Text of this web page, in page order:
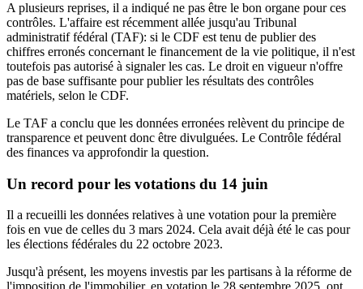
A plusieurs reprises, il a indiqué ne pas être le bon organe pour ces
contrôles. L'affaire est récemment allée jusqu'au Tribunal
administratif fédéral (TAF): si le CDF est tenu de publier des
chiffres erronés concernant le financement de la vie politique, il n'est
toutefois pas autorisé à signaler les cas. Le droit en vigueur n'offre
pas de base suffisante pour publier les résultats des contrôles
matériels, selon le CDF.
Le TAF a conclu que les données erronées relèvent du principe de
transparence et peuvent donc être divulguées. Le Contrôle fédéral
des finances va approfondir la question.
Un record pour les votations du 14 juin
Il a recueilli les données relatives à une votation pour la première
fois en vue de celles du 3 mars 2024. Cela avait déjà été le cas pour
les élections fédérales du 22 octobre 2023.
Jusqu'à présent, les moyens investis par les partisans à la réforme de